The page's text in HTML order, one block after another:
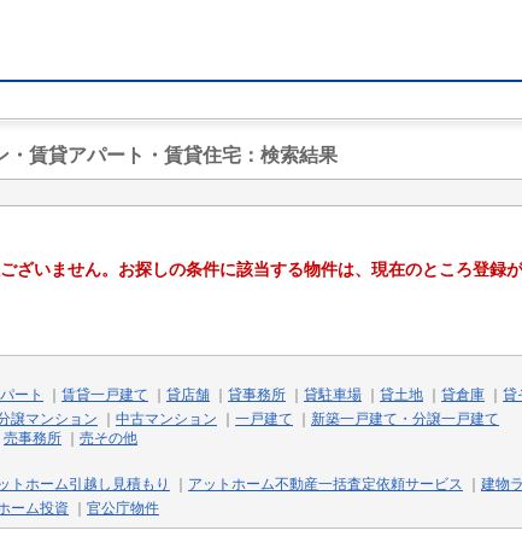
・賃貸アパート・賃貸住宅 ：検索結果
ざいません。お探しの条件に該当する物件は、現在のところ登録が
ート 賃貸一戸建て 貸店舗 貸事務所 貸駐車場 貸土地 貸倉庫
貸
譲マンション 中古マンション 一戸建て
新築一戸建て・分譲一戸建て
売事務所
売その他
トホーム引越し見積もり アットホーム不動産一括査定依頼サービス
建物
ーム投資 官公庁物件